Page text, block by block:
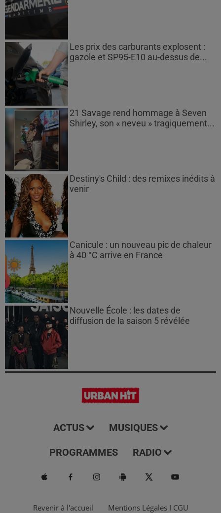
Les prix des carburants explosent :
gazole et SP95-E10 au-dessus de...
21 Savage rend hommage à Seven
Shirley, son « neveu » tragiquement...
Destiny's Child : des remixes inédits à
venir
Canicule : un nouveau pic de chaleur
à 40 °C arrive en France
Nouvelle École : les dates de
diffusion de la saison 5 révélée
ACTUS MUSIQUES
PROGRAMMES RADIO
Revenir à l'accueil Mentions Légales I CGU